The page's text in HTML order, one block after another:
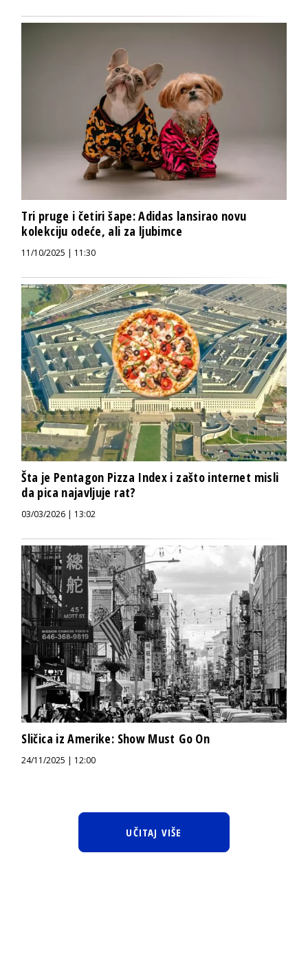
Tri pruge i četiri šape: Adidas lansirao novu
kolekciju odeće, ali za ljubimce
11/10/2025 | 11:30
Šta je Pentagon Pizza Index i zašto internet misli
da pica najavljuje rat?
03/03/2026 | 13:02
Sličica iz Amerike: Show Must Go On
24/11/2025 | 12:00
UČITAJ VIŠE